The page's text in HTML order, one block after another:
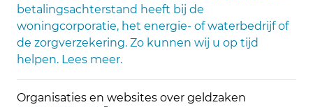
betalingsachterstand heeft bij de
woningcorporatie, het energie- of waterbedrijf of
de zorgverzekering. Zo kunnen wij u op tijd
helpen. Lees meer.
Organisaties en websites over geldzaken